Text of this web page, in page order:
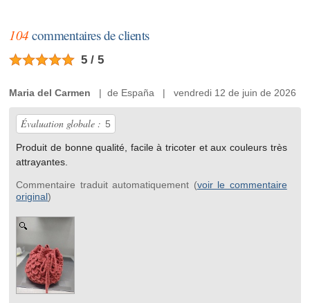
104 commentaires de clients
5 / 5
Maria del Carmen | de España | vendredi 12 de juin de 2026
Évaluation globale : 5
Produit de bonne qualité, facile à tricoter et aux couleurs très
attrayantes.
Commentaire traduit automatiquement (voir le commentaire
original)